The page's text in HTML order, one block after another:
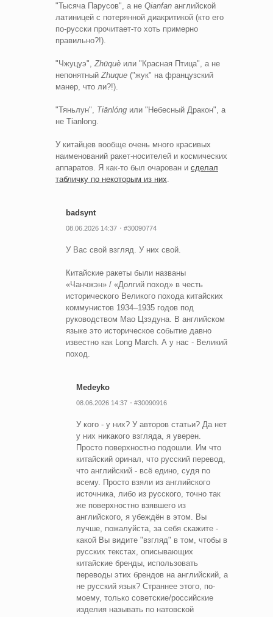
"Тысяча Парусов", а не Qianfan английской
латиницей с потерянной диакритикой (кто его
по-русски прочитает-то хоть примерно
правильно?!).
"Чжуцуэ",Zhūquè или "Красная Птица", а не
непонятныйZhuque ("жук" на французский
манер, что ли?!).
"Тяньлун", Tiānlóng или "Небесный Дракон", а
не Tianlong.
У китайцев вообще очень много красивых
наименований ракет-носителей и космических
аппаратов. Я как-то был очарован и сделал
табличку по некоторым из них.
badsynt
08.06.2026 14:37 #30090774
У Вас свой взгляд. У них свой.
Китайские ракеты были названы
«Чанчжэн» / «Долгий поход» в честь
исторического Великого похода китайских
коммунистов 1934–1935 годов под
руководством Мао Цзэдуна. В английском
языке это историческое событие давно
известно как Long March. А у нас - Великий
поход.
Medeyko
08.06.2026 14:37 #30090916
У кого - у них? У авторов статьи? Да нет
у них никакого взгляда, я уверен.
Просто поверхностно подошли. Им что
китайский оринал, что русский перевод,
что английский - всё едино, судя по
всему. Просто взяли из английского
источника, либо из русского, точно так
же поверхностно взявшего из
английского, я убеждён в этом. Вы
лучше, пожалуйста, за себя скажите -
какой Вы видите "взгляд" в том, чтобы в
русских текстах, описывающих
китайские бренды, использовать
переводы этих брендов на английский, а
не русский язык? Страннее этого, по-
моему, только советские/российские
изделия называть по натовской